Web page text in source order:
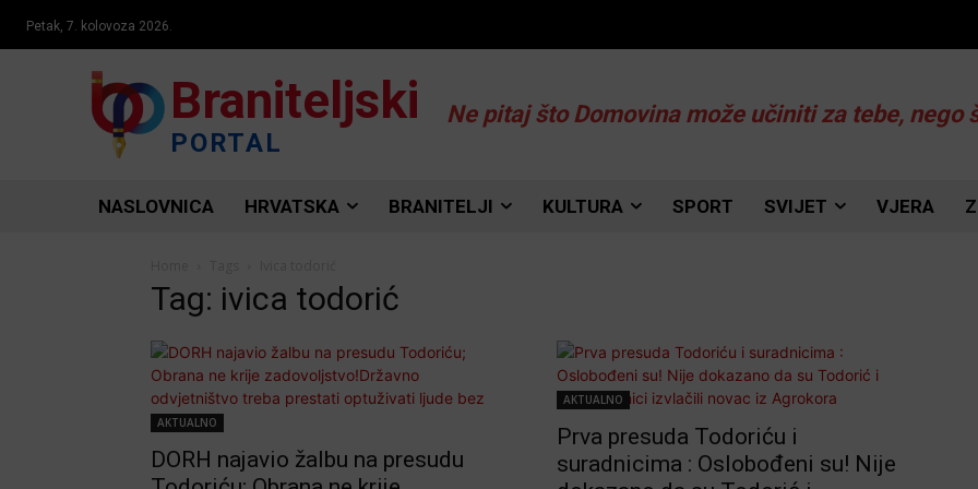
Petak, 7. kolovoza 2026.
Braniteljski
PORTAL
Ne pitaj što Domovina može učiniti za tebe, nego
NASLOVNICA HRVATSKA BRANITELJI KULTURA SPORT SVIJET VJERA
Tag: ivica todorić
AKTUALNO
DORH najavio žalbu na presudu
AKTUALNO
Prva presuda Todoriću i
suradnicima : Oslobođeni su! Nije